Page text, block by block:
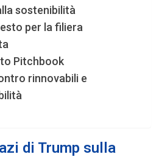
sostenibilità
per la filiera
Pitchbook
rinnovabili e
di Trump sulla